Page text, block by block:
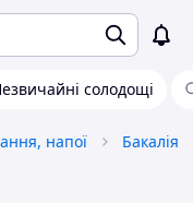
солодощі
напої Бакалія